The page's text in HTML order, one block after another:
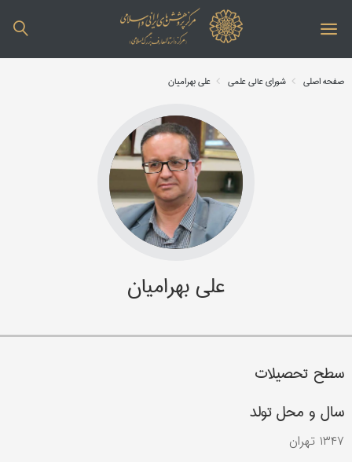
صفحه اصلی شورای عالی علمی علی بهرامیان
علی بهرامیان
سطح تحصیلات
سال و محل تولد
۱۳۴۷ تهران